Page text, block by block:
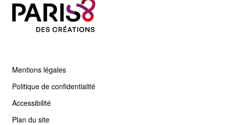
Mentions légales
Politique de confidentialité
Accessibilité
Plan du site